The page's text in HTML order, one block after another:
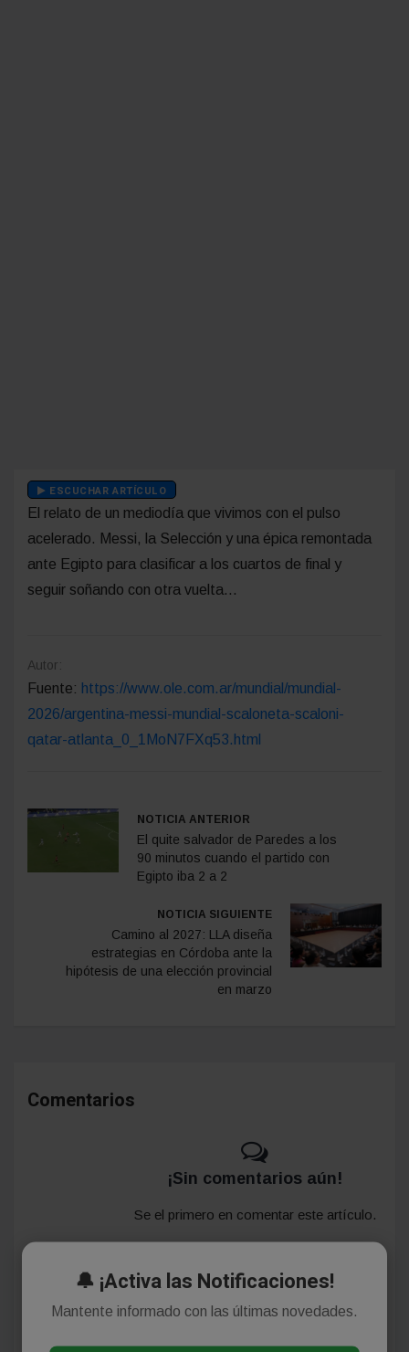
ESCUCHAR ARTÍCULO
El relato de un mediodía que vivimos con el pulso
acelerado. Messi, la Selección y una épica remontada
ante Egipto para clasificar a los cuartos de final y
seguir soñando con otra vuelta...
Autor:
Fuente: https://www.ole.com.ar/mundial/mundial-
2026/argentina-messi-mundial-scaloneta-scaloni-
qatar-atlanta_0_1MoN7FXq53.html
NOTICIA ANTERIOR
El quite salvador de Paredes a los
90 minutos cuando el partido con
Egipto iba 2 a 2
NOTICIA SIGUIENTE
Camino al 2027: LLA diseña
estrategias en Córdoba ante la
hipótesis de una elección provincial
en marzo
Comentarios
¡Sin comentarios aún!
Se el primero en comentar este artículo.
Deja tu comentario
🔔 ¡Activa las Notificaciones!
Mantente informado con las últimas novedades.